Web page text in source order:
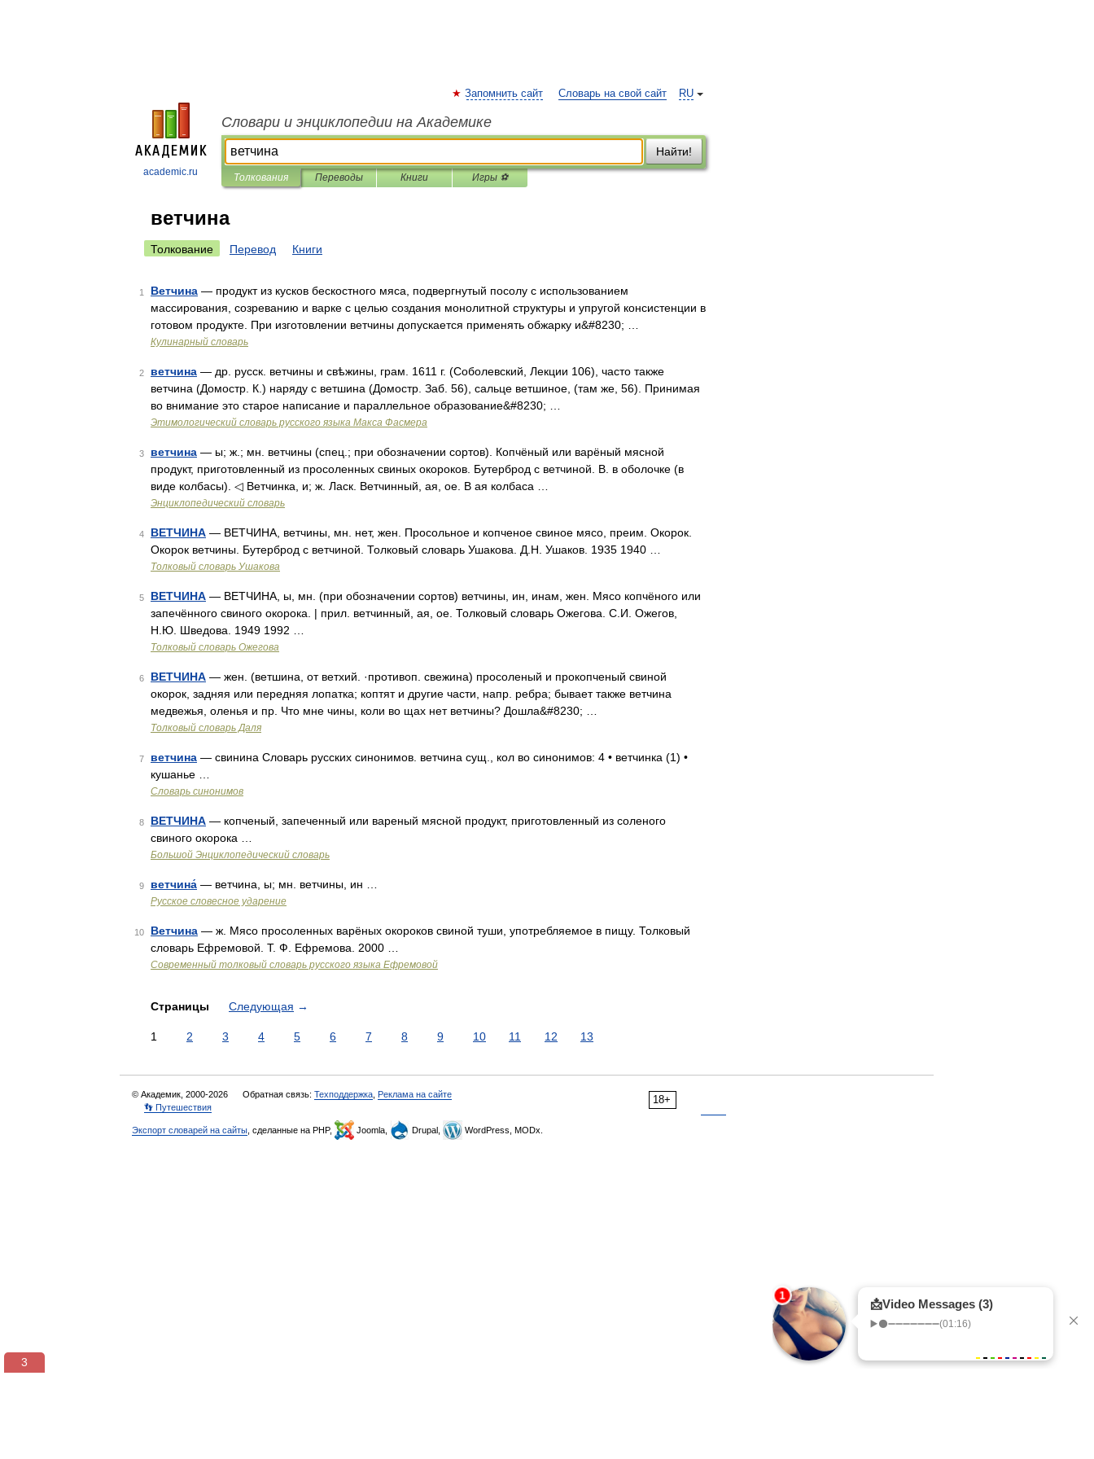
academic.ru
RU
Запомнить сайт Словарь на свой сайт
Словари и энциклопедии на Академике
Найти!
Толкования Переводы Книги Игры ⚽
ветчина
Толкование Перевод Книги
1 Ветчина — продукт из кусков бескостного мяса, подвергнутый посолу с использованием
массирования, созреванию и варке с целью создания монолитной структуры и упругой консистенции в
готовом продукте. При изготовлении ветчины допускается применять обжарку и&#8230; …
Кулинарный словарь
2 ветчина — др. русск. ветчины и свѣжины, грам. 1611 г. (Соболевский, Лекции 106), часто также
ветчина (Домостр. К.) наряду с ветшина (Домостр. Заб. 56), сальце ветшиное, (там же, 56). Принимая
во внимание это старое написание и параллельное образование&#8230; …
Этимологический словарь русского языка Макса Фасмера
3 ветчина — ы; ж.; мн. ветчины (спец.; при обозначении сортов). Копчёный или варёный мясной
продукт, приготовленный из просоленных свиных окороков. Бутерброд с ветчиной. В. в оболочке (в
виде колбасы). ◁ Ветчинка, и; ж. Ласк. Ветчинный, ая, ое. В ая колбаса …
Энциклопедический словарь
4 ВЕТЧИНА — ВЕТЧИНА, ветчины, мн. нет, жен. Просольное и копченое свиное мясо, преим. Окорок.
Окорок ветчины. Бутерброд с ветчиной. Толковый словарь Ушакова. Д.Н. Ушаков. 1935 1940 …
Толковый словарь Ушакова
5 ВЕТЧИНА — ВЕТЧИНА, ы, мн. (при обозначении сортов) ветчины, ин, инам, жен. Мясо копчёного или
запечённого свиного окорока. | прил. ветчинный, ая, ое. Толковый словарь Ожегова. С.И. Ожегов,
Н.Ю. Шведова. 1949 1992 …
Толковый словарь Ожегова
6 ВЕТЧИНА — жен. (ветшина, от ветхий. ·противоп. свежина) просоленый и прокопченый свиной
окорок, задняя или передняя лопатка; коптят и другие части, напр. ребра; бывает также ветчина
медвежья, оленья и пр. Что мне чины, коли во щах нет ветчины? Дошла&#8230; …
Толковый словарь Даля
7 ветчина — свинина Словарь русских синонимов. ветчина сущ., кол во синонимов: 4 • ветчинка (1) •
кушанье …
Словарь синонимов
8 ВЕТЧИНА — копченый, запеченный или вареный мясной продукт, приготовленный из соленого
свиного окорока …
Большой Энциклопедический словарь
9 ветчина́ — ветчина, ы; мн. ветчины, ин …
Русское словесное ударение
10 Ветчина — ж. Мясо просоленных варёных окороков свиной туши, употребляемое в пищу. Толковый
словарь Ефремовой. Т. Ф. Ефремова. 2000 …
Современный толковый словарь русского языка Ефремовой
Страницы Следующая →
1 2 3 4 5 6 7 8 9 10 11 12 13
18+
© Академик, 2000-2026 Обратная связь: Техподдержка Реклама на сайте
👣 Путешествия
Экспорт словарей на сайты , сделанные на PHP, Joomla, Drupal, WordPress, MODx.
3